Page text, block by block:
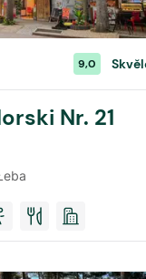
9,0
Nr. 21